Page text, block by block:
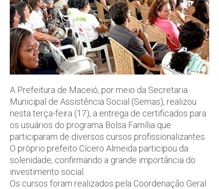
A Prefeitura de Maceió, por meio da Secretaria
Municipal de Assistência Social (Semas), realizou
nesta terça-feira (17), a entrega de certificados para
os usuários do programa Bolsa Família que
participaram de diversos cursos profissionalizantes.
O próprio prefeito Cícero Almeida participou da
solenidade, confirmando a grande importância do
investimento social.
Os cursos foram realizados pela Coordenação Geral